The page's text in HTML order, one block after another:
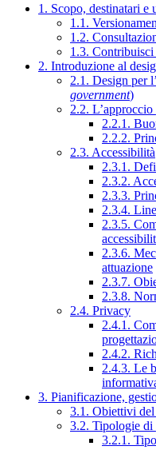
1. Scopo, destinatari e
1.1.
1.2.
1.3. Contribuisci
2. Introduzione al
2.1. Design per
government)
2.2.
2.2.1.
2.2.2.
2.3. Accessibilità
2.3.1.
2.3.2.
2.3.3.
2.3.4.
2.3.5.
2.3.6.
attuazione
2.3.7.
2.3.8.
2.4. Privacy
2.4.1.
2.4.2.
2.4.3. Le
3. Pianificazione,
3.1. Obiettivi
3.2. Tipologie di
3.2.1.